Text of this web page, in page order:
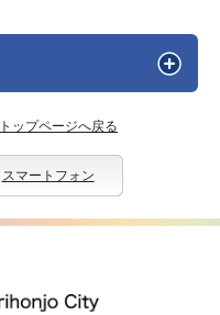
トップページへ戻る
スマートフォン